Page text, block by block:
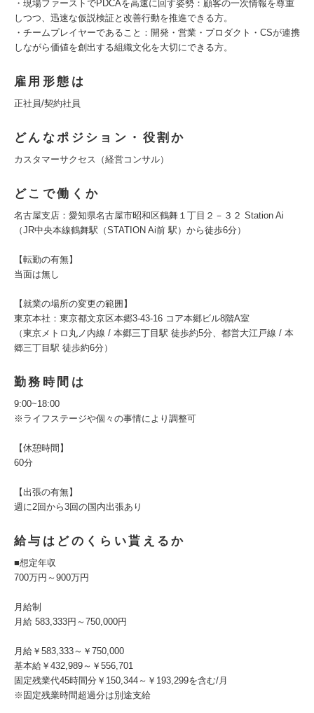
・現場ファーストでPDCAを高速に回す姿勢：顧客の一次情報を尊重
しつつ、迅速な仮説検証と改善行動を推進できる方。
・チームプレイヤーであること：開発・営業・プロダクト・CSが連携
しながら価値を創出する組織文化を大切にできる方。
雇用形態は
正社員/契約社員
どんなポジション・役割か
カスタマーサクセス（経営コンサル）
どこで働くか
名古屋支店：愛知県名古屋市昭和区鶴舞１丁目２－３２ Station Ai
（JR中央本線鶴舞駅（STATION Ai前 駅）から徒歩6分）
【転勤の有無】
当面は無し
【就業の場所の変更の範囲】
東京本社：東京都文京区本郷3-43-16 コア本郷ビル8階A室
（東京メトロ丸ノ内線 / 本郷三丁目駅 徒歩約5分、都営大江戸線 / 本
郷三丁目駅 徒歩約6分）
勤務時間は
9:00~18:00
※ライフステージや個々の事情により調整可
【休憩時間】
60分
【出張の有無】
週に2回から3回の国内出張あり
給与はどのくらい貰えるか
■想定年収
700万円～900万円
月給制
月給 583,333円～750,000円
月給￥583,333～￥750,000
基本給￥432,989～￥556,701
固定残業代45時間分￥150,344～￥193,299を含む/月
※固定残業時間超過分は別途支給